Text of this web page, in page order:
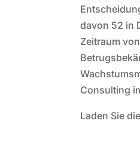
davon 52 in
Zeitraum
Consulting
Laden Sie die